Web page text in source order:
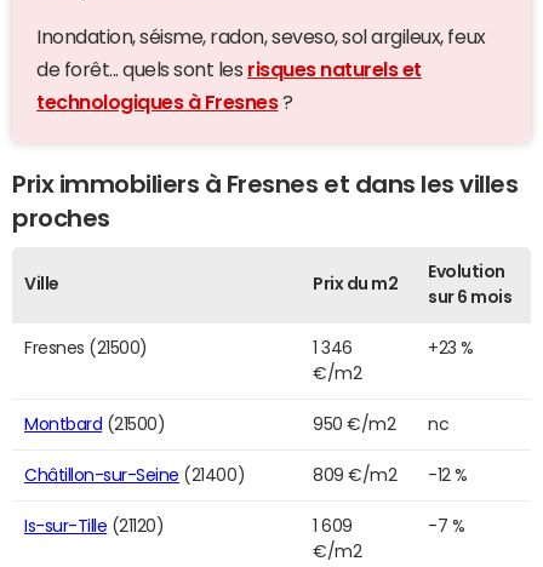
Inondation, séisme, radon, seveso, sol argileux, feux
de forêt... quels sont les risques naturels et
technologiques à Fresnes?
Prix immobiliers à Fresnes et dans les villes
proches
Ville Prix du m2
Evolution
sur 6 mois
Fresnes (21500)
1 346
€/m2
+23 %
Montbard (21500) 950 €/m2 nc
Châtillon-sur-Seine (21400) 809 €/m2 -12 %
Is-sur-Tille (21120)
1 609
€/m2
-7 %